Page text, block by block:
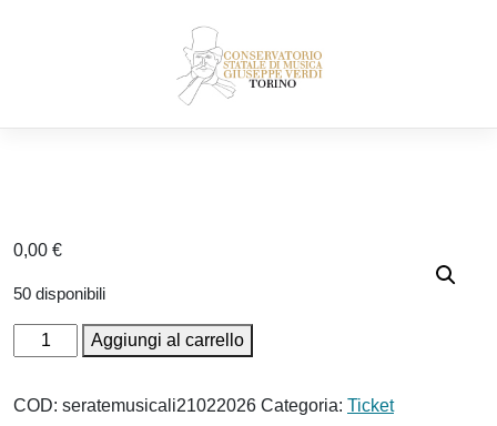
0,00 €
50 disponibili
Ticket:
Serate
II
Aggiungi al carrello
COD: seratemusicali21022026 Categoria: Ticket